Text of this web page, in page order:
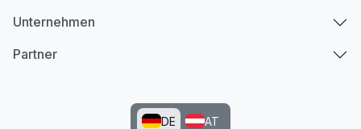
Unternehmen
Partner
DE AT